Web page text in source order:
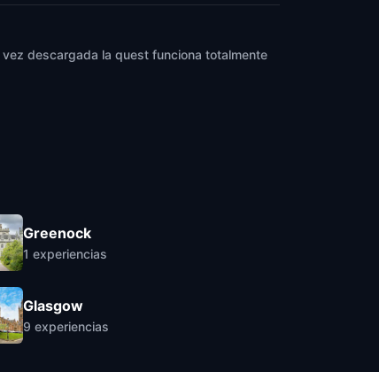
descargada la quest funciona totalmente
Greenock
1 experiencias
Glasgow
9 experiencias